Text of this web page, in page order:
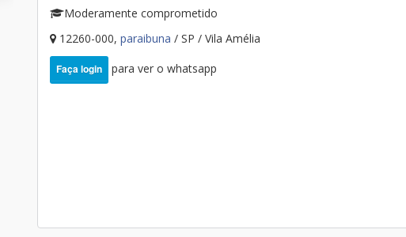
Moderamente comprometido
12260-000, paraibuna / SP / Vila Amélia
Faça login para ver o whatsapp